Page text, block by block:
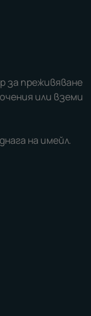
за преживяване
или вземи
на имейл.